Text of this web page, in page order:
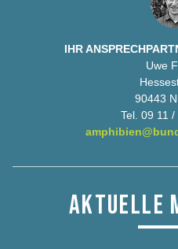
IHR
Uwe
90443
Tel. 09 11
AKTUELLE